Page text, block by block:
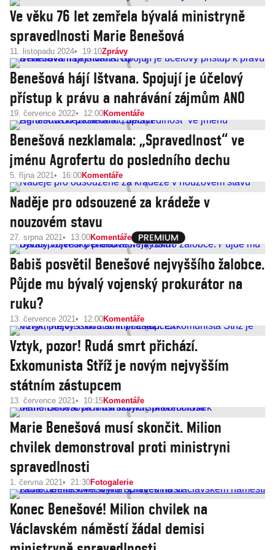
Ve věku 76 let zemřela bývalá ministryně
spravedlnosti Marie Benešová
11. listopadu 2024 19:10Zprávy
Benešová hájí Ištvana. Spojují je účelový
přístup k právu a nahrávání zájmům ANO
19. července 2022 12:00Komentáře
Benešová nezklamala: „Spravedlnost“ ve
jménu Agrofertu do posledního dechu
5. října 2021 16:00Komentáře
Naděje pro odsouzené za krádeže v
nouzovém stavu
27. srpna 2021 13:00Komentáře
Babiš posvětil Benešové nejvyššího žalobce.
Půjde mu bývalý vojenský prokurátor na
ruku?
13. července 2021 12:00Komentáře
Vztyk, pozor! Rudá smrt přichází.
Exkomunista Stříž je novým nejvyšším
státním zástupcem
13. července 2021 10:15Komentáře
Marie Benešová musí skončit. Milion
chvilek demonstroval proti ministryni
spravedlnosti
1. června 2021 21:30Fotogalerie
Konec Benešové! Milion chvilek na
Václavském náměstí žádal demisi